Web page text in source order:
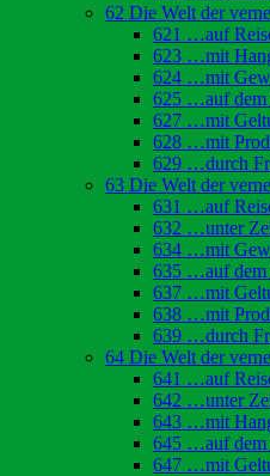
62 Die Welt der
621 …auf
623 …mit
624 …mit
625 …auf dem
627 …mit
628 …mit
629 …durch
63 Die Welt der
631 …auf
632 …unter
634 …mit
635 …auf dem
637 …mit
638 …mit
639 …durch
64 Die Welt der
641 …auf
642 …unter
643 …mit
645 …auf dem
647 …mit